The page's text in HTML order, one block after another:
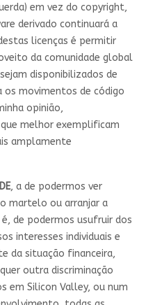
em vez do copyright,
derivado continuará a
licenças é permitir
da comunidade global
disponibilizados de
os movimentos de código
opinião,
melhor exemplificam
amplamente
, a de podermos ver
martelo ou arranjar a
de podermos usufruir dos
interesses individuais e
da situação financeira,
outra discriminação
em Silicon Valley, ou num